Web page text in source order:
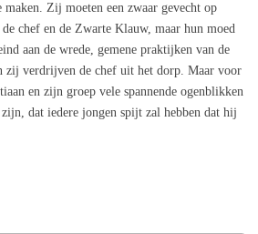
Zij moeten een zwaar gevecht op
chef en de Zwarte Klauw, maar hun moed
aan de wrede, gemene praktijken van de
zij verdrijven de chef uit het dorp. Maar voor
en zijn groep vele spannende ogenblikken
dat iedere jongen spijt zal hebben dat hij